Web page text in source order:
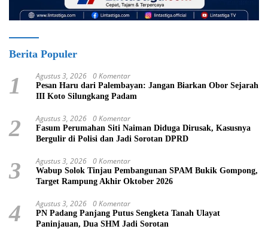
Berita Populer
1 Agustus 3, 2026 0 Komentar
Pesan Haru dari Palembayan: Jangan Biarkan Obor Sejarah
III Koto Silungkang Padam
2 Agustus 3, 2026 0 Komentar
Fasum Perumahan Siti Naiman Diduga Dirusak, Kasusnya
Bergulir di Polisi dan Jadi Sorotan DPRD
3 Agustus 3, 2026 0 Komentar
Wabup Solok Tinjau Pembangunan SPAM Bukik Gompong,
Target Rampung Akhir Oktober 2026
4 Agustus 3, 2026 0 Komentar
PN Padang Panjang Putus Sengketa Tanah Ulayat
Paninjauan, Dua SHM Jadi Sorotan